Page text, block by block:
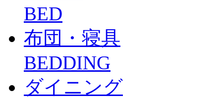
BED
布団・寝具
BEDDING
ダイニング